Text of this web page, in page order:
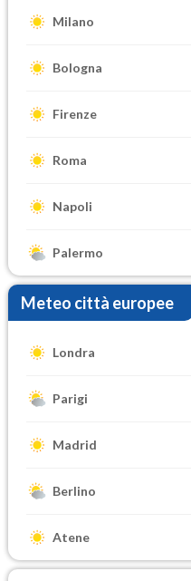
Milano
Bologna
Firenze
Roma
Napoli
Palermo
Meteo città europee
Londra
Parigi
Madrid
Berlino
Atene